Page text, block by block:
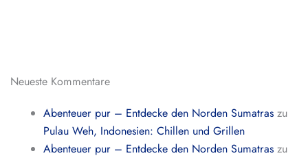
Neueste Kommentare
Abenteuer pur – Entdecke den Norden Sumatras zu
Pulau Weh, Indonesien: Chillen und Grillen
Abenteuer pur – Entdecke den Norden Sumatras zu